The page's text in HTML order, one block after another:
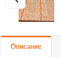
Описание